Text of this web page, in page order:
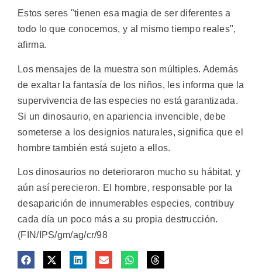
Estos seres "tienen esa magia de ser diferentes a
todo lo que conocemos, y al mismo tiempo reales",
afirma.
Los mensajes de la muestra son múltiples. Además
de exaltar la fantasía de los niños, les informa que la
supervivencia de las especies no está garantizada.
Si un dinosaurio, en apariencia invencible, debe
someterse a los designios naturales, significa que el
hombre también está sujeto a ellos.
Los dinosaurios no deterioraron mucho su hábitat, y
aún así perecieron. El hombre, responsable por la
desaparición de innumerables especies, contribuy
cada día un poco más a su propia destrucción.
(FIN/IPS/gm/ag/cr/98